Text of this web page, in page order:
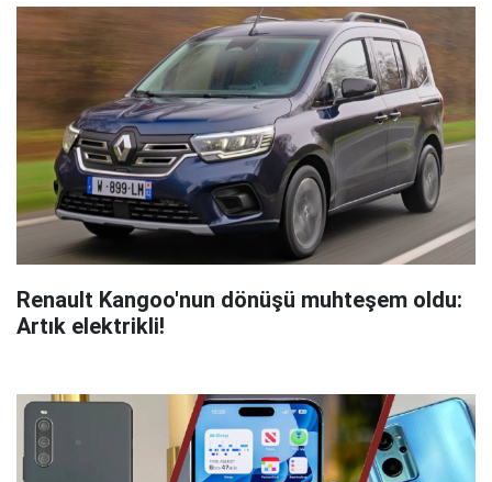
Renault Kangoo'nun dönüşü muhteşem oldu:
Artık elektrikli!